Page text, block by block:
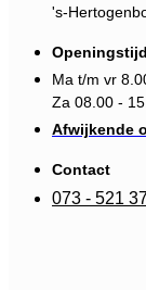
's-
Ma t/m vr
Za 08.00 -
Afwijkende
Contact
073 - 521